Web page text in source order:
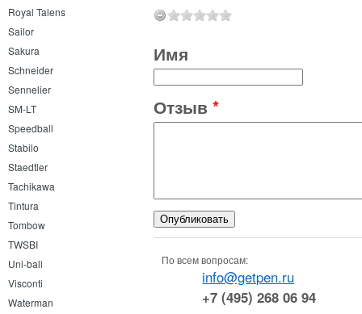
Royal Talens
Sailor
Sakura
Schneider
Sennelier
SM-LT
Speedball
Stabilo
Staedtler
Tachikawa
Tintura
Tombow
TWSBI
Uni-ball
Visconti
Waterman
Имя
Отзыв *
По всем вопросам:
info@getpen.ru
+7 (495) 268 06 94